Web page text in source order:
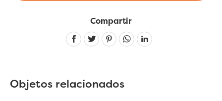
Compartir
Linkedin
Objetos relacionados